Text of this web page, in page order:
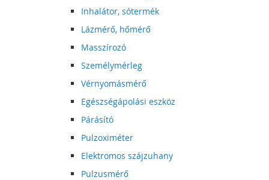
Inhalátor, sótermék
Lázmérő, hőmérő
Masszírozó
Személymérleg
Vérnyomásmérő
Egészségápolási eszköz
Párásító
Pulzoximéter
Elektromos szájzuhany
Pulzusmérő